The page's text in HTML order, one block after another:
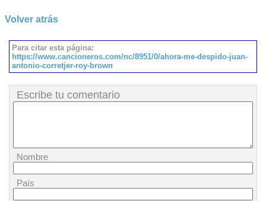
Volver atrás
Para citar esta página:
https://www.cancioneros.com/nc/8951/0/ahora-me-despido-juan-
antonio-corretjer-roy-brown
Escribe tu comentario
Nombre
País